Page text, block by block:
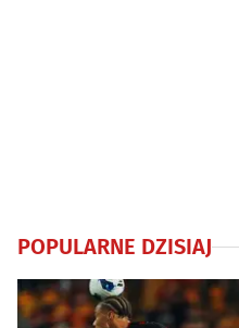
POPULARNE DZISIAJ